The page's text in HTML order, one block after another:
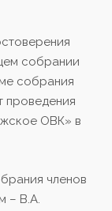
собрании
собрания
проведения
ОВК» в
членов
– В.А.